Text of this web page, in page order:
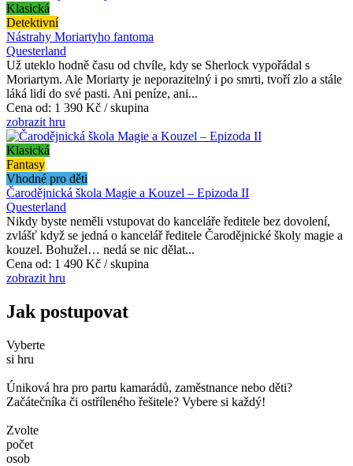
Klasická
Detektivní
Nástrahy Moriartyho fantoma
Questerland
Už uteklo hodně času od chvíle, kdy se Sherlock vypořádal s
Moriartym. Ale Moriarty je neporazitelný i po smrti, tvoří zlo a stále
láká lidi do své pasti. Ani peníze, ani...
Cena od: 1 390 Kč / skupina
zobrazit hru
Klasická
Fantasy
Vhodné pro děti
Čarodějnická škola Magie a Kouzel – Epizoda II
Questerland
Nikdy byste neměli vstupovat do kanceláře ředitele bez dovolení,
zvlášť když se jedná o kancelář ředitele Čarodějnické školy magie a
kouzel. Bohužel… nedá se nic dělat...
Cena od: 1 490 Kč / skupina
zobrazit hru
Jak postupovat
Vyberte
si hru
Úniková hra pro partu kamarádů, zaměstnance nebo děti?
Začátečníka či ostříleného řešitele? Vybere si každý!
Zvolte
počet
osob